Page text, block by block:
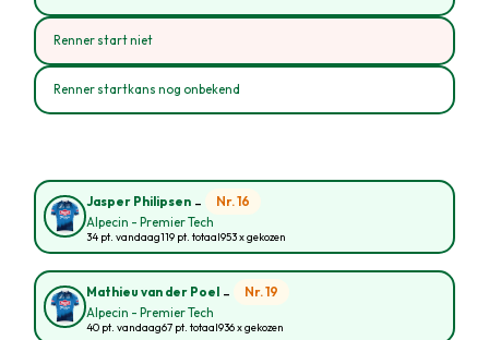
Renner start niet
Renner startkans nog onbekend
Jasper Philipsen - Nr. 16
Alpecin - Premier Tech
34 pt. vandaag119 pt. totaal953 x gekozen
Mathieu van der Poel - Nr. 19
Alpecin - Premier Tech
40 pt. vandaag67 pt. totaal936 x gekozen